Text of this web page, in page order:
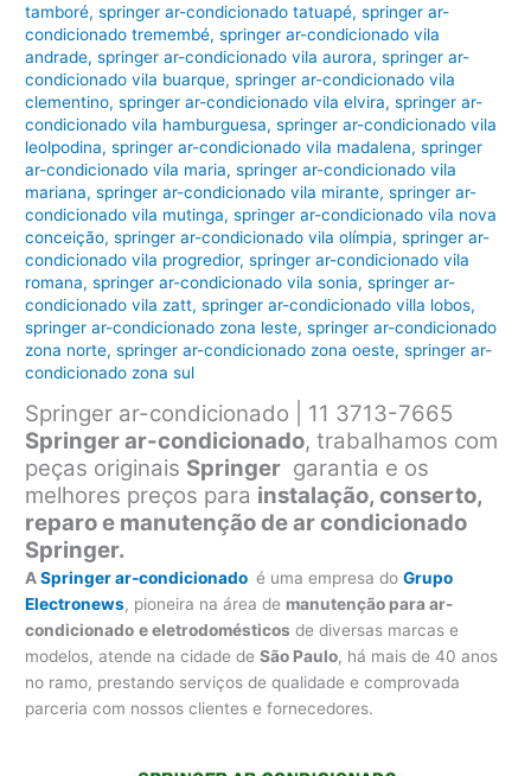
tamboré,springer ar-condicionado tatuapé,springer ar-
condicionado tremembé,springer ar-condicionado vila
andrade,springer ar-condicionado vila aurora,springer ar-
condicionado vila buarque,springer ar-condicionado vila
clementino,springer ar-condicionado vila elvira,springer ar-
condicionado vila hamburguesa,springer ar-condicionado vila
leolpodina,springer ar-condicionado vila madalena,springer
ar-condicionado vila maria,springer ar-condicionado vila
mariana,springer ar-condicionado vila mirante,springer ar-
condicionado vila mutinga,springer ar-condicionado vila nova
conceição,springer ar-condicionado vila olímpia,springer ar-
condicionado vila progredior,springer ar-condicionado vila
romana,springer ar-condicionado vila sonia,springer ar-
condicionado vila zatt,springer ar-condicionado villa lobos,
springer ar-condicionado zona leste,springer ar-condicionado
zona norte,springer ar-condicionado zona oeste,springer ar-
condicionado zona sul
Springer ar-condicionado | 11 3713-7665
Springer ar-condicionado, trabalhamos com
peças originais Springer garantia e os
melhores preços para instalação, conserto,
reparo e manutenção de ar condicionado
Springer.
ASpringer ar-condicionado é uma empresa doGrupo
Electronews, pioneira na área de manutenção paraar-
condicionado e eletrodomésticos de diversas marcas e
modelos, atende na cidade deSão Paulo, há mais de 40 anos
no ramo, prestando serviços de qualidade e comprovada
parceria com nossos clientes e fornecedores.